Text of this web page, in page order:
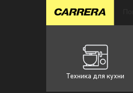
Техника для кухни